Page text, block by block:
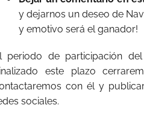
y dejarnos un deseo de
y emotivo será el ganador!
periodo de participación
este plazo
con él y
sociales.